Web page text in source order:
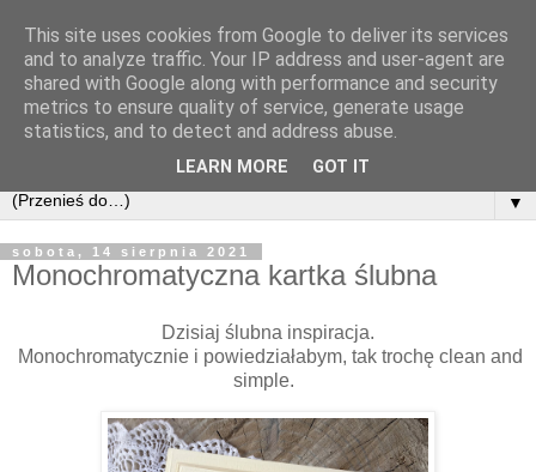
▼
sobota, 14 sierpnia 2021
Monochromatyczna kartka ślubna
Dzisiaj ślubna inspiracja.
Monochromatycznie i powiedziałabym, tak trochę clean and
simple.
This site uses cookies from Google to deliver its services
and to analyze traffic. Your IP address and user-agent are
shared with Google along with performance and security
metrics to ensure quality of service, generate usage
statistics, and to detect and address abuse.
LEARN MORE GOT IT